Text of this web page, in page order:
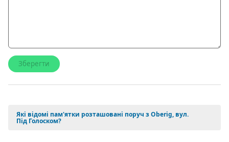
Які відомі пам'ятки розташовані поруч з Oberig, вул.
Під Голоском?